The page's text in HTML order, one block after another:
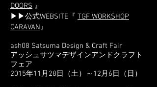
DOORS 』
▶▶公式WEBSITE『 TGF WORKSHOP
CARAVAN』
ash08 Satsuma Design & Craft Fair
アッシュサツマデザインアンドクラフト
フェア
2015年11月28日（土）～12月6日（日）